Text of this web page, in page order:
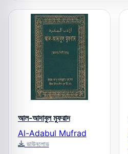
আল-আদাবুল মুফরাদ
Al-Adabul Mufrad
ডাউনলোড